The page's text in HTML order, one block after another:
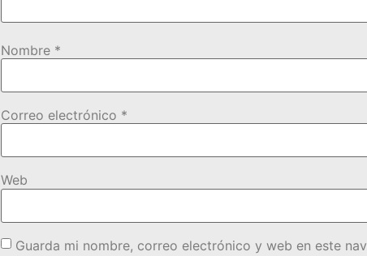
Nombre *
Correo electrónico *
Web
Guarda mi nombre, correo electrónico y web en este